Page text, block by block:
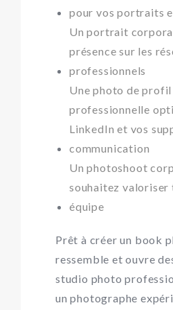
pour vos portraits
Unportrait
présence sur les
professionnels
Unephoto de profil
professionnelle
LinkedIn et vos
communication
Unphotoshoot
souhaitez
équipe
Prêt à créer un book
ressemble et ouvre
studio photo
un photographe